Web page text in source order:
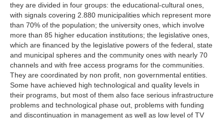
they are divided in four groups: the educational-cultural ones,
with signals covering 2.880 municipalities which represent more
than 70% of the population; the university ones, which involve
more than 85 higher education institutions; the legislative ones,
which are financed by the legislative powers of the federal, state
and municipal spheres and the community ones with nearly 70
channels and with free access programs for the communities.
They are coordinated by non profit, non governmental entities.
Some have achieved high technological and quality levels in
their programs, but most of them also face serious infrastructure
problems and technological phase out, problems with funding
and discontinuation in management as well as low level of TV